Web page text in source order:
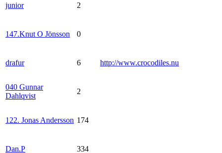
junior 2
147.Knut O Jönsson 0
drafur 6 http://www.crocodiles.nu
040 Gunnar
Dahlqvist
2
122. Jonas Andersson 174
Dan.P 334